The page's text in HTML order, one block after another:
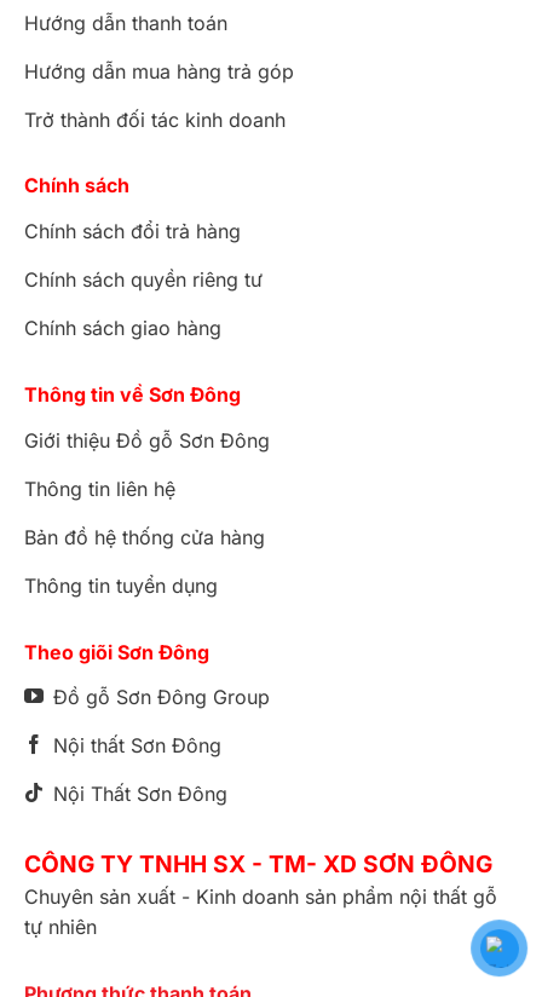
Hướng dẫn thanh toán
Hướng dẫn mua hàng trả góp
Trở thành đối tác kinh doanh
Chính sách
Chính sách đổi trả hàng
Chính sách quyền riêng tư
Chính sách giao hàng
Thông tin về Sơn Đông
Giới thiệu Đồ gỗ Sơn Đông
Thông tin liên hệ
Bản đồ hệ thống cửa hàng
Thông tin tuyển dụng
Theo giõi Sơn Đông
Đồ gỗ Sơn Đông Group
Nội thất Sơn Đông
Nội Thất Sơn Đông
CÔNG TY TNHH SX - TM- XD SƠN ĐÔNG
Chuyên sản xuất - Kinh doanh sản phẩm nội thất gỗ
tự nhiên